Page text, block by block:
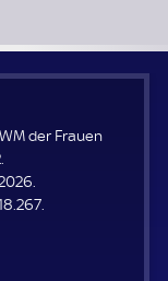
der Frauen